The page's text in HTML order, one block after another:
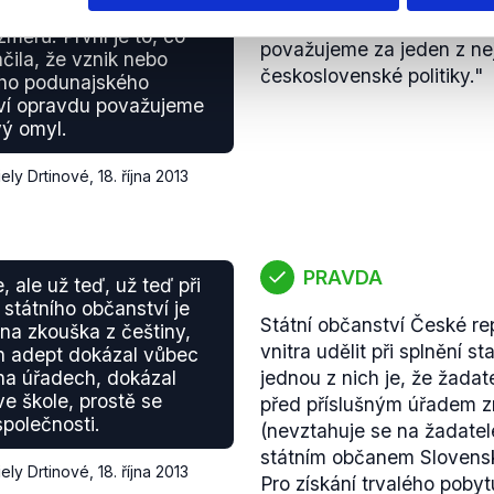
nového ředitele státního
republikyPersonální
ministerstvech.
spolupracovníka
(...)Nejvýraznější tažení
Zdeněk Žák. Na svém
kabinetu a obměnil
nová záhy odvolala
Žaludu. Na počátku října
Ředitelství silnic a dálnic
Ředitelství vodních cest
úřadu Pavla Kodyma."
a má to tedy několik,
První je to, co
že vznik nebo
podunajského
opravdu považujeme
omyl.
Drtinové 18. října 2013
považujeme za jeden z
československé politiky."
ale už teď, už teď při
občanství je
zkouška z češtiny,
adept dokázal vůbec
úřadech, dokázal
škole, prostě se
Drtinové 18. října 2013
PRAVDA
Státní občanství České
vnitra udělit při splnění
jednou z nich je, že
před příslušným úřadem
(nevztahuje se na
státním občanem
Pro získání trvalého